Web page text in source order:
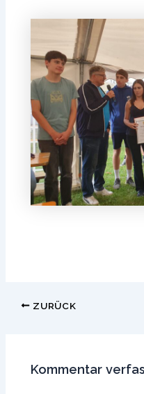
Beitragsnavigation
ZURÜCK
Kommentar